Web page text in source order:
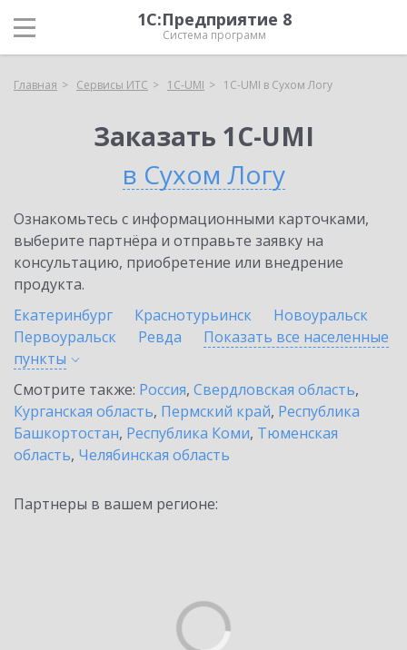
1С:Предприятие 8
Система программ
Главная Сервисы ИТС 1C-UMI 1C-UMI в Сухом Логу
Заказать 1C-UMI
в Сухом Логу
Ознакомьтесь с информационными карточками,
выберите партнёра и отправьте заявку на
консультацию, приобретение или внедрение
продукта.
Екатеринбург
Краснотурьинск
Новоуральск
Первоуральск
Ревда
Показать все населенные
пункты
Смотрите также: Россия, Свердловская область,
Курганская область, Пермский край, Республика
Башкортостан, Республика Коми, Тюменская
область, Челябинская область
Партнеры в вашем регионе: